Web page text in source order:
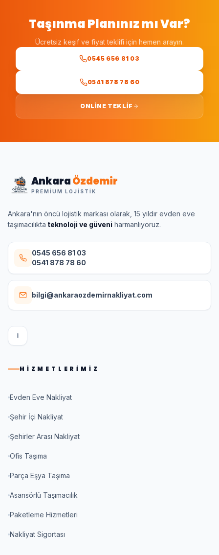
Taşınma Planınız mı Var?
Ücretsiz keşif ve fiyat teklifi için hemen arayın.
0545 656 81 03
0541 878 78 60
ONLINE TEKLIF
AnkaraÖzdemir
PREMIUM LOJISTIK
Ankara'nın öncü lojistik markası olarak, 15 yıldır evden eve
taşımacılıkta teknoloji ve güveni harmanlıyoruz.
0545 656 81 03
0541 878 78 60
bilgi@ankaraozdemirnakliyat.com
I
HIZMETLERIMIZ
Evden Eve Nakliyat
Şehir İçi Nakliyat
Şehirler Arası Nakliyat
Ofis Taşıma
Parça Eşya Taşıma
Asansörlü Taşımacılık
Paketleme Hizmetleri
Nakliyat Sigortası